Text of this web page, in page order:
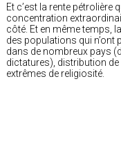
Et c’est la rente pétrolière
concentration
côté. Et en même temps,
des populations qui n’ont
dans de nombreux pays
dictatures), distribution
extrêmes de religiosité.